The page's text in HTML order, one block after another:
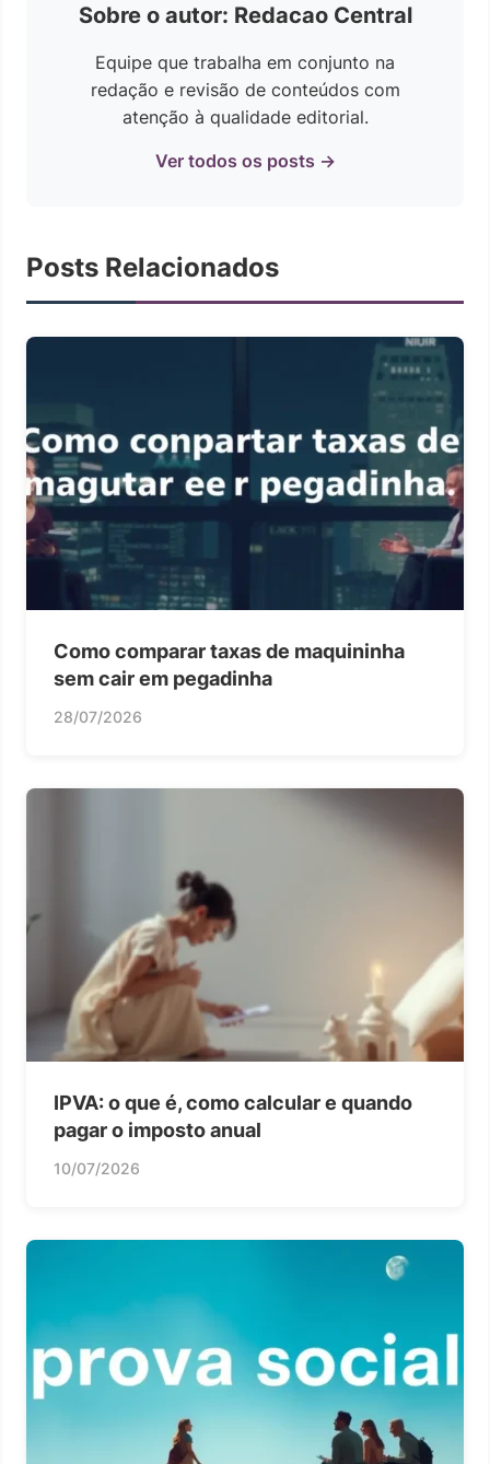
Sobre o autor: Redacao Central
Equipe que trabalha em conjunto na
redação e revisão de conteúdos com
atenção à qualidade editorial.
Ver todos os posts →
Posts Relacionados
Como comparar taxas de maquininha
sem cair em pegadinha
28/07/2026
IPVA: o que é, como calcular e quando
pagar o imposto anual
10/07/2026